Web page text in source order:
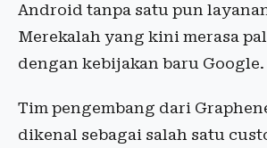
Android tanpa satu pun
Merekalah yang kini merasa
dengan kebijakan baru Google.
Tim pengembang dari
dikenal sebagai salah satu